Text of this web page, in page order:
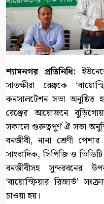
শ্যামনগর প্রতিনিধি:
সাতক্ষীরা রেঞ্জকে
কনসালটেশন সভা অনুষ্ঠিত
রেঞ্জের আয়োজনে
সকালে গুরুত্বপুর্ণ ঐ সভা
বনজীবী, নানা শ্রেণী
সাংবাদিক, সিপিজি ও
বনজীবীসহ সুন্দরবনের
‘বায়োস্ফিয়ার রিজার্ভ’
চাওয়া হয়।